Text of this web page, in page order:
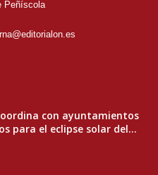
Peñíscola
con ayuntamientos
para el eclipse solar del...